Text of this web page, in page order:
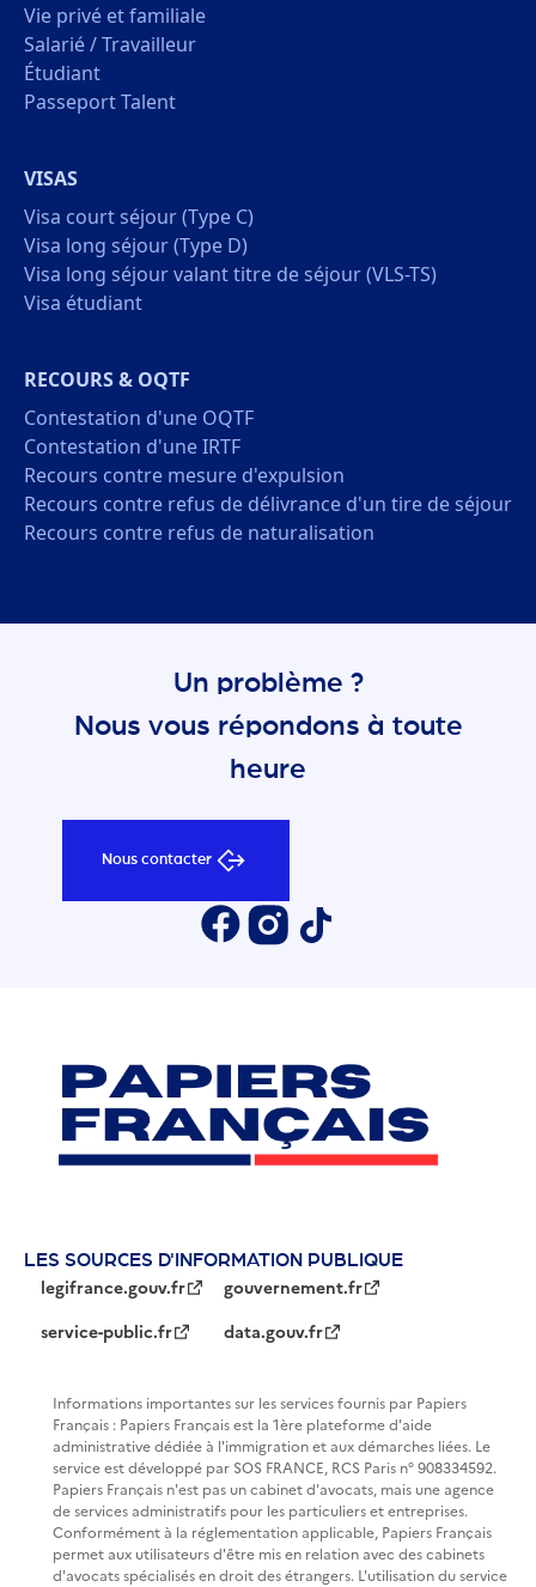
Vie privé et familiale
Salarié / Travailleur
Étudiant
Passeport Talent
VISAS
Visa court séjour (Type C)
Visa long séjour (Type D)
Visa long séjour valant titre de séjour (VLS-TS)
Visa étudiant
RECOURS & OQTF
Contestation d'une OQTF
Contestation d'une IRTF
Recours contre mesure d'expulsion
Recours contre refus de délivrance d'un tire de séjour
Recours contre refus de naturalisation
Un problème ?
Nous vous répondons à toute
heure
Nous contacter
LES SOURCES D'INFORMATION PUBLIQUE
legifrance.gouv.fr
gouvernement.fr
service-public.fr
data.gouv.fr
Informations importantes sur les services fournis par Papiers
Français : Papiers Français est la 1ère plateforme d'aide
administrative dédiée à l'immigration et aux démarches liées. Le
service est développé par SOS FRANCE, RCS Paris n° 908334592.
Papiers Français n'est pas un cabinet d'avocats, mais une agence
de services administratifs pour les particuliers et entreprises.
Conformément à la réglementation applicable, Papiers Français
permet aux utilisateurs d'être mis en relation avec des cabinets
d'avocats spécialisés en droit des étrangers. L'utilisation du service